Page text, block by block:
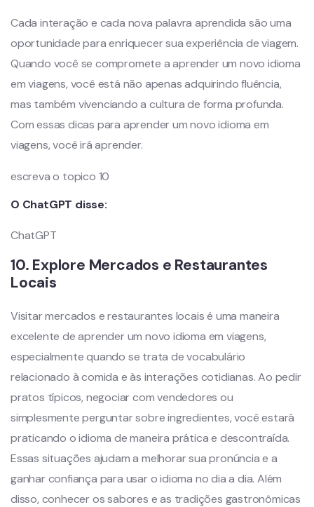
Cada interação e cada nova palavra aprendida são uma
oportunidade para enriquecer sua experiência de viagem.
Quando você se compromete a aprender um novo idioma
em viagens, você está não apenas adquirindo fluência,
mas também vivenciando a cultura de forma profunda.
Com essas dicas para aprender um novo idioma em
viagens, você irá aprender.
escreva o topico 10
O ChatGPT disse:
ChatGPT
10. Explore Mercados e Restaurantes
Locais
Visitar mercados e restaurantes locais é uma maneira
excelente de aprender um novo idioma em viagens,
especialmente quando se trata de vocabulário
relacionado à comida e às interações cotidianas. Ao pedir
pratos típicos, negociar com vendedores ou
simplesmente perguntar sobre ingredientes, você estará
praticando o idioma de maneira prática e descontraída.
Essas situações ajudam a melhorar sua pronúncia e a
ganhar confiança para usar o idioma no dia a dia. Além
disso, conhecer os sabores e as tradições gastronômicas